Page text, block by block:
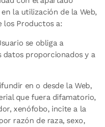
la utilización de la Web,
los Productos a:
se obliga a
proporcionados y a
en o desde la Web,
que fuera difamatorio,
xenófobo, incite a la
razón de raza, sexo,